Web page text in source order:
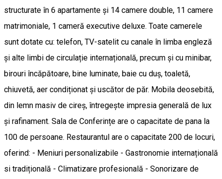
structurate în 6 apartamente și 14 camere double, 11 camere
matrimoniale, 1 cameră executive deluxe. Toate camerele
sunt dotate cu: telefon, TV-satelit cu canale în limba engleză
și alte limbi de circulație internațională, precum și cu minibar,
birouri încăpătoare, bine luminate, baie cu duș, toaletă,
chiuvetă, aer condiționat și uscător de păr. Mobila deosebită,
din lemn masiv de cireș, întregește impresia generală de lux
și rafinament. Sala de Conferințe are o capacitate de pana la
100 de persoane. Restaurantul are o capacitate 200 de locuri,
oferind: - Meniuri personalizabile - Gastronomie internațională
si tradițională - Climatizare profesională - Sonorizare de